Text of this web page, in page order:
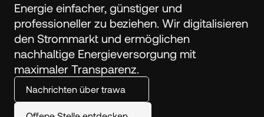
Energie einfacher, günstiger und
professioneller zu beziehen. Wir digitalisieren
den Strommarkt und ermöglichen
nachhaltige Energieversorgung mit
maximaler Transparenz.
Nachrichten über trawa